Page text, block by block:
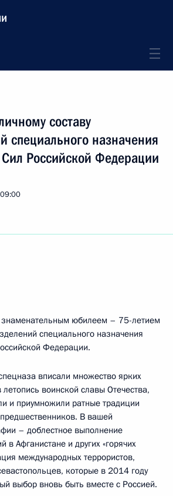
составу
специального назначения
Российской Федерации
09:00
юбилеем – 75-летием
специального назначения
Федерации.
вписали множество ярких
воинской славы Отечества,
и приумножили ратные традиции
В вашей
– доблестное выполнение
в Афганистане и других «горячих
международных террористов,
которые в 2014 году
выбор вновь быть вместе с Россией.